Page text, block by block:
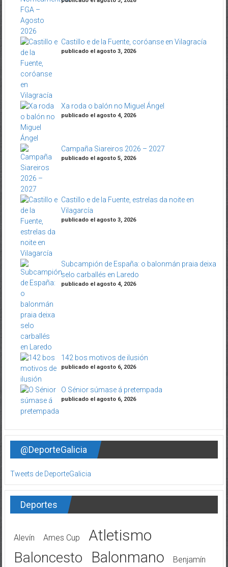
Castillo e de la Fuente, coróanse en Vilagracía
publicado el agosto 3, 2026
Xa roda o balón no Miguel Ángel
publicado el agosto 4, 2026
Campaña Siareiros 2026 – 2027
publicado el agosto 5, 2026
Castillo e de la Fuente, estrelas da noite en
Vilagarcía
publicado el agosto 3, 2026
Subcampión de España: o balonmán praia deixa
selo carballés en Laredo
publicado el agosto 4, 2026
142 bos motivos de ilusión
publicado el agosto 6, 2026
O Sénior súmase á pretempada
publicado el agosto 6, 2026
@DeporteGalicia
Tweets de DeporteGalicia
Deportes
Alevín Ames Cup Atletismo
Baloncesto Balonmano
Benjamín